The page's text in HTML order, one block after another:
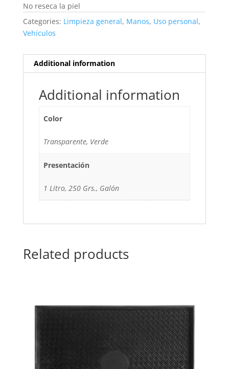
No reseca la piel
Categories: Limpieza general, Manos, Uso personal,
Vehículos
Additional information
Additional information
Color
Transparente, Verde
Presentación
1 Litro, 250 Grs., Galón
Related products